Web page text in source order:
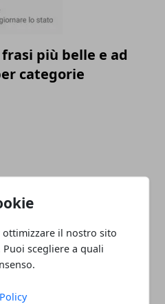
il nostro sito
scegliere a quali
più belle e ad
categorie